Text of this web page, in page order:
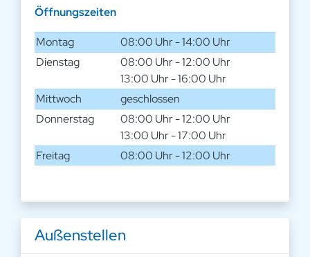
Öffnungszeiten
Montag
08:00 Uhr - 14:00 Uhr
Dienstag
08:00 Uhr - 12:00 Uhr
13:00 Uhr - 16:00 Uhr
Mittwoch
geschlossen
Donnerstag
08:00 Uhr - 12:00 Uhr
13:00 Uhr - 17:00 Uhr
Freitag
08:00 Uhr - 12:00 Uhr
Außenstellen